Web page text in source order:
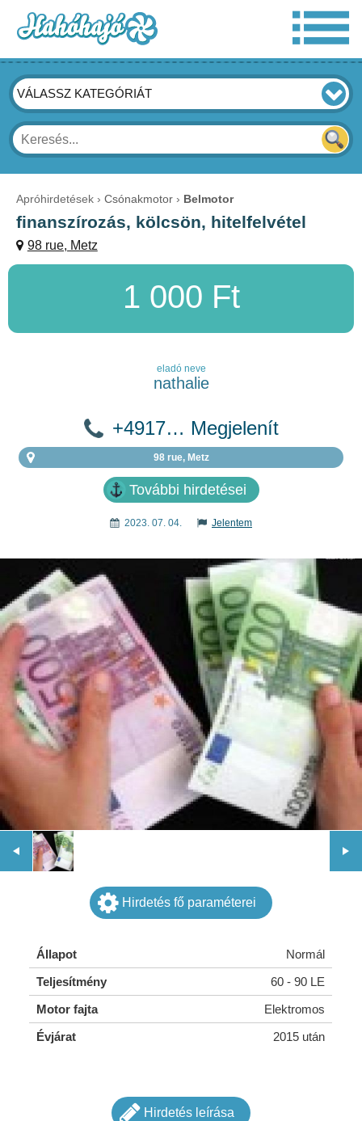
VÁLASSZ KATEGÓRIÁT
Apróhirdetések Csónakmotor Belmotor
finanszírozás, kölcsön, hitelfelvétel
98 rue, Metz
1 000 Ft
eladó neve
nathalie
+4917… Megjelenít
98 rue, Metz
További hirdetései
2023. 07. 04. Jelentem
Hirdetés fő paraméterei
Állapot
Normál
Teljesítmény
60 - 90 LE
Motor fajta
Elektromos
Évjárat
2015 után
Hirdetés leírása